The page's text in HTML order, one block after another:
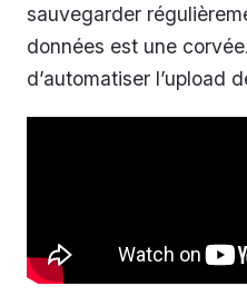
sauvegarder
données est une
d’automatiser l’upload